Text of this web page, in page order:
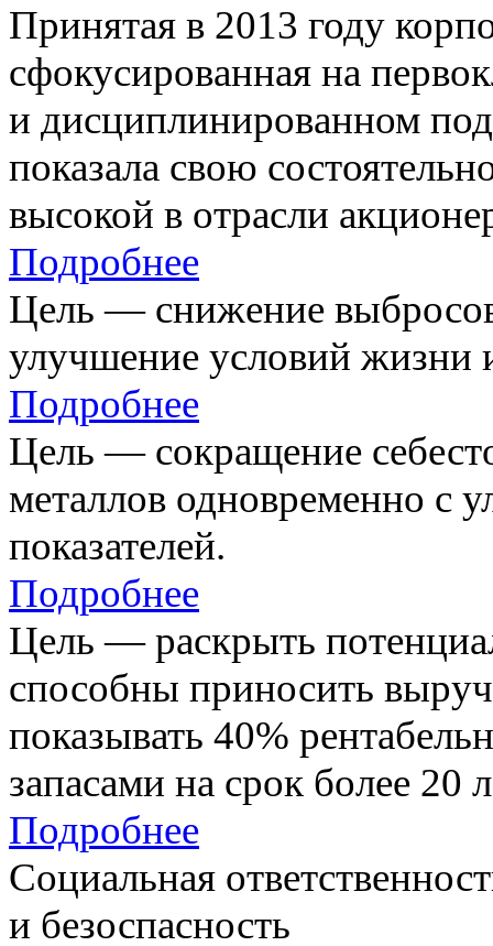
Принятая в 2013 году
сфокусированная на
и дисциплинированном
показала свою
высокой в отрасли
Подробнее
Цель — снижение
улучшение условий жизни
Подробнее
Цель — сокращение
металлов одновременно с
показателей.
Подробнее
Цель — раскрыть
способны приносить
показывать 40%
запасами на срок более 20
Подробнее
Социальная
и безоспасность